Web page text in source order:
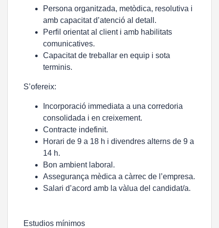
Persona organitzada, metòdica, resolutiva i
amb capacitat d’atenció al detall.
Perfil orientat al client i amb habilitats
comunicatives.
Capacitat de treballar en equip i sota
terminis.
S’ofereix:
Incorporació immediata a una corredoria
consolidada i en creixement.
Contracte indefinit.
Horari de 9 a 18 h i divendres alterns de 9 a
14 h.
Bon ambient laboral.
Assegurança mèdica a càrrec de l’empresa.
Salari d’acord amb la vàlua del candidat/a.
Estudios mínimos